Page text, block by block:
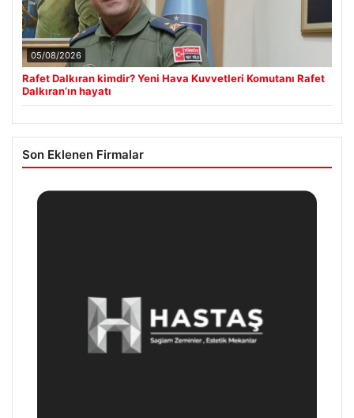
05/08/2026
Rafet Dalkıran kimdir? Yeni Hava Kuvvetleri Komutanı Rafet
Dalkıran’ın hayatı
Son Eklenen Firmalar